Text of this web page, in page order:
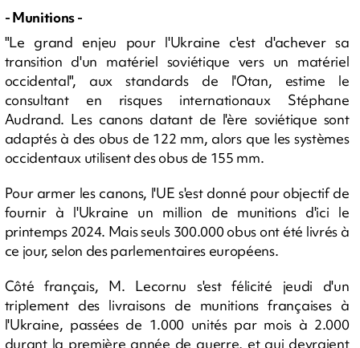
- Munitions -
"Le grand enjeu pour l'Ukraine c'est d'achever sa
transition d'un matériel soviétique vers un matériel
occidental", aux standards de l'Otan, estime le
consultant en risques internationaux Stéphane
Audrand. Les canons datant de l'ère soviétique sont
adaptés à des obus de 122 mm, alors que les systèmes
occidentaux utilisent des obus de 155 mm.
Pour armer les canons, l'UE s'est donné pour objectif de
fournir à l'Ukraine un million de munitions d'ici le
printemps 2024. Mais seuls 300.000 obus ont été livrés à
ce jour, selon des parlementaires européens.
Côté français, M. Lecornu s'est félicité jeudi d'un
triplement des livraisons de munitions françaises à
l'Ukraine, passées de 1.000 unités par mois à 2.000
durant la première année de guerre, et qui devraient